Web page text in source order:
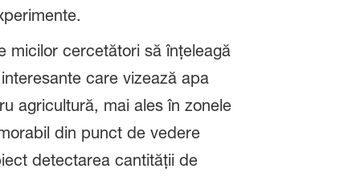
micilor cercetători să înțeleagă
care vizează apa
agricultură, mai ales în zonele
din punct de vedere
detectarea cantității de